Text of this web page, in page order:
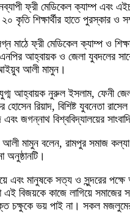
ফ্রী মেডিকেল ক্যাম্প এবং
শিক্ষার্থীর হাতে পুরস্কার ও
ফ্রী মেডিকেল ক্যাম্প ও
আহ্বায়ক ও জেলা যুবদলের
আইয়ুব আলী মামুন।
আহ্বায়ক নুরুল ইসলাম, ফেনী
রিয়াদ, বিশিষ্ট যুবনেতা
বিশ্ববিদ্যালয়ের
মামুন বলেন, রামপুর সমাজ
অনুষ্ঠানটি।
মানুষকে সত্য ও সুন্দরের পক্ষে
এই বিজয়কে কাজে লাগিয়ে
চক্ষুকে ভয় পাই না। সকল